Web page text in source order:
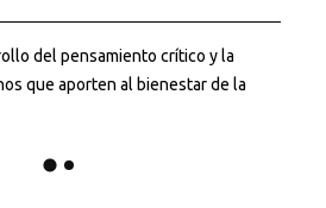
del pensamiento crítico y la
que aporten al bienestar de la